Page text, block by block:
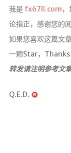
我是 fx67ll.com
论指正，感谢您的阅
如果您喜欢这篇文
一颗Star，
转发请注明参考文
Q.E.D.